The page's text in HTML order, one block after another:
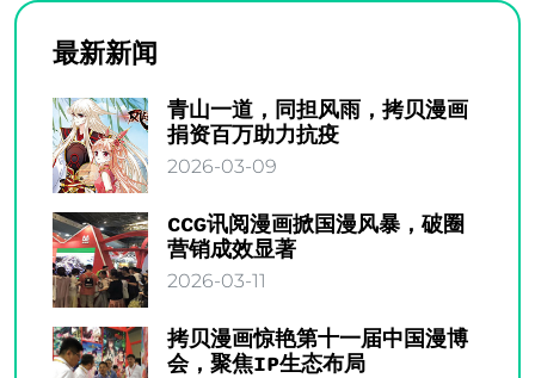
最新新闻
青山一道，同担风雨，拷贝漫画
捐资百万助力抗疫
2026-03-09
CCG讯阅漫画掀国漫风暴，破圈
营销成效显著
2026-03-11
拷贝漫画惊艳第十一届中国漫博
会，聚焦IP生态布局